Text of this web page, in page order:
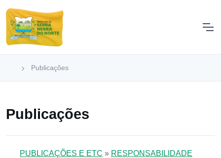
Publicações
Publicações
PUBLICAÇÕES E ETC » RESPONSABILIDADE